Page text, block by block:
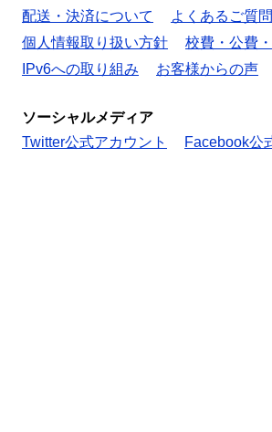
配送・決済について よくあるご質問
個人情報取り扱い方針
校費・公費
IPv6への取り組み
お客様からの声
ソーシャルメディア
Twitter公式アカウント
Facebook公